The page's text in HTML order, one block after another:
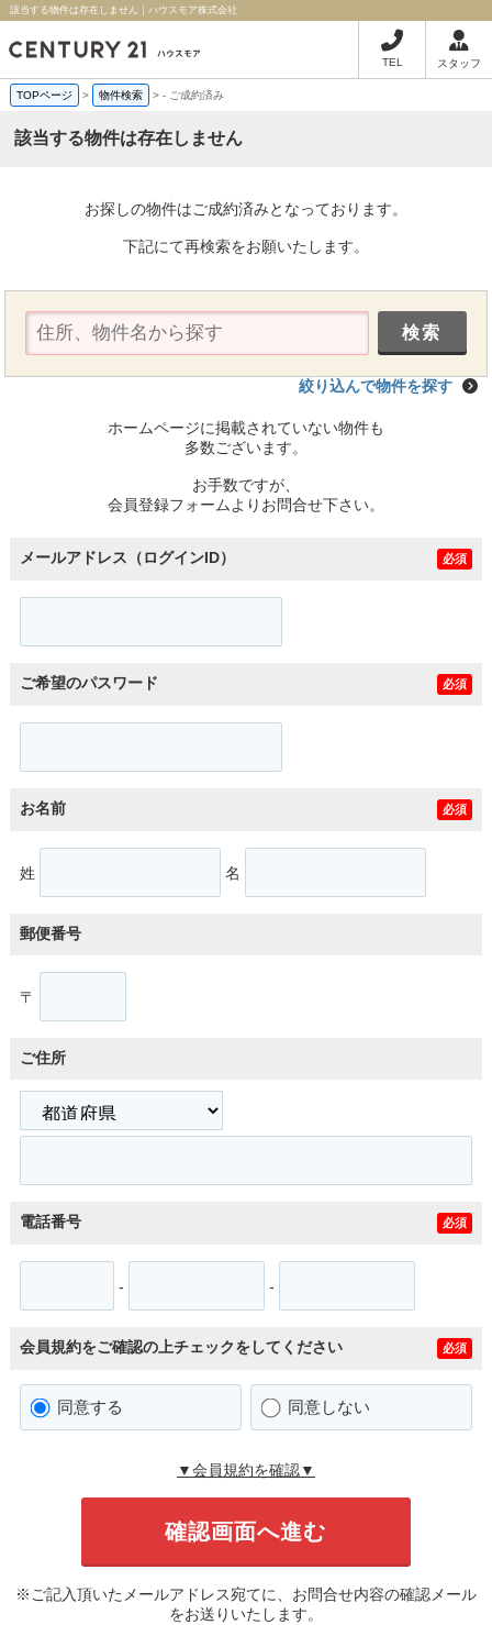
該当する物件は存在しません｜ハウスモア株式会社
TEL スタッフ
TOPページ > 物件検索 >- ご成約済み
該当する物件は存在しません
お探しの物件はご成約済みとなっております。
下記にて再検索をお願いたします。
絞り込んで物件を探す
ホームページに掲載されていない物件も
多数ございます。
お手数ですが、
会員登録フォームよりお問合せ下さい。
メールアドレス（ログインID） 必須
ご希望のパスワード 必須
お名前 必須
姓 名
郵便番号
〒
ご住所
電話番号 必須
- -
会員規約をご確認の上チェックをしてください 必須
同意する 同意しない
▼会員規約を確認▼
※ご記入頂いたメールアドレス宛てに、お問合せ内容の確認メール
をお送りいたします。